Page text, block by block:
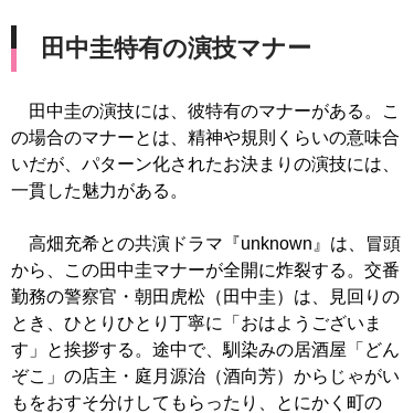
田中圭特有の演技マナー
田中圭の演技には、彼特有のマナーがある。こ
の場合のマナーとは、精神や規則くらいの意味合
いだが、パターン化されたお決まりの演技には、
一貫した魅力がある。
高畑充希との共演ドラマ『unknown』は、冒頭
から、この田中圭マナーが全開に炸裂する。交番
勤務の警察官・朝田虎松（田中圭）は、見回りの
とき、ひとりひとり丁寧に「おはようございま
す」と挨拶する。途中で、馴染みの居酒屋「どん
ぞこ」の店主・庭月源治（酒向芳）からじゃがい
もをおすそ分けしてもらったり、とにかく町の